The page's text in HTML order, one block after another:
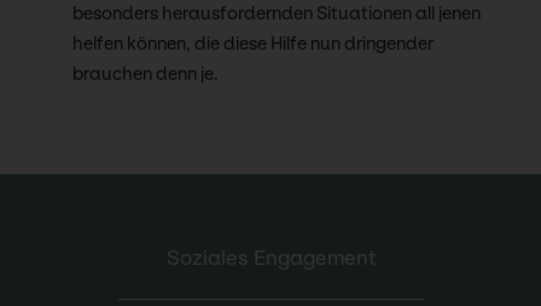
besonders herausfordernden Situationen all jenen
helfen können, die diese Hilfe nun dringender
brauchen denn je.
Soziales Engagement